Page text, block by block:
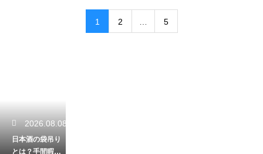
1 2 5
2026.08.08
日本酒の袋吊り
とは？手間暇か